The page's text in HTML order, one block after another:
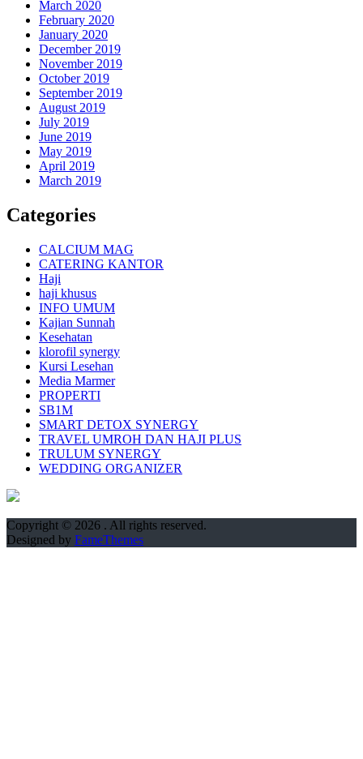
March 2020
February 2020
January 2020
December 2019
November 2019
October 2019
September 2019
August 2019
July 2019
June 2019
May 2019
April 2019
March 2019
Categories
CALCIUM MAG
CATERING KANTOR
Haji
haji khusus
INFO UMUM
Kajian Sunnah
Kesehatan
klorofil synergy
Kursi Lesehan
Media Marmer
PROPERTI
SB1M
SMART DETOX SYNERGY
TRAVEL UMROH DAN HAJI PLUS
TRULUM SYNERGY
WEDDING ORGANIZER
Copyright © 2026 . All rights reserved.
Designed by FameThemes